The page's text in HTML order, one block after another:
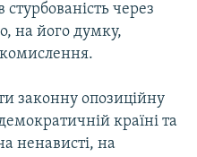
стурбованість через
на його думку,
законну опозиційну
країні та
ненависті, на